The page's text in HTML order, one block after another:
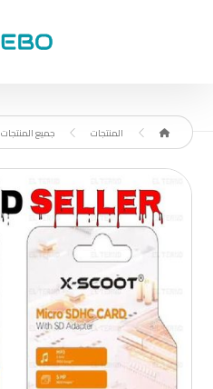
المنتجات جميع المنتجات